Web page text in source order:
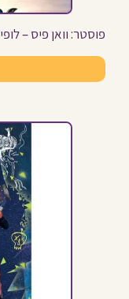
פוסטר: וואן פיס – לופי